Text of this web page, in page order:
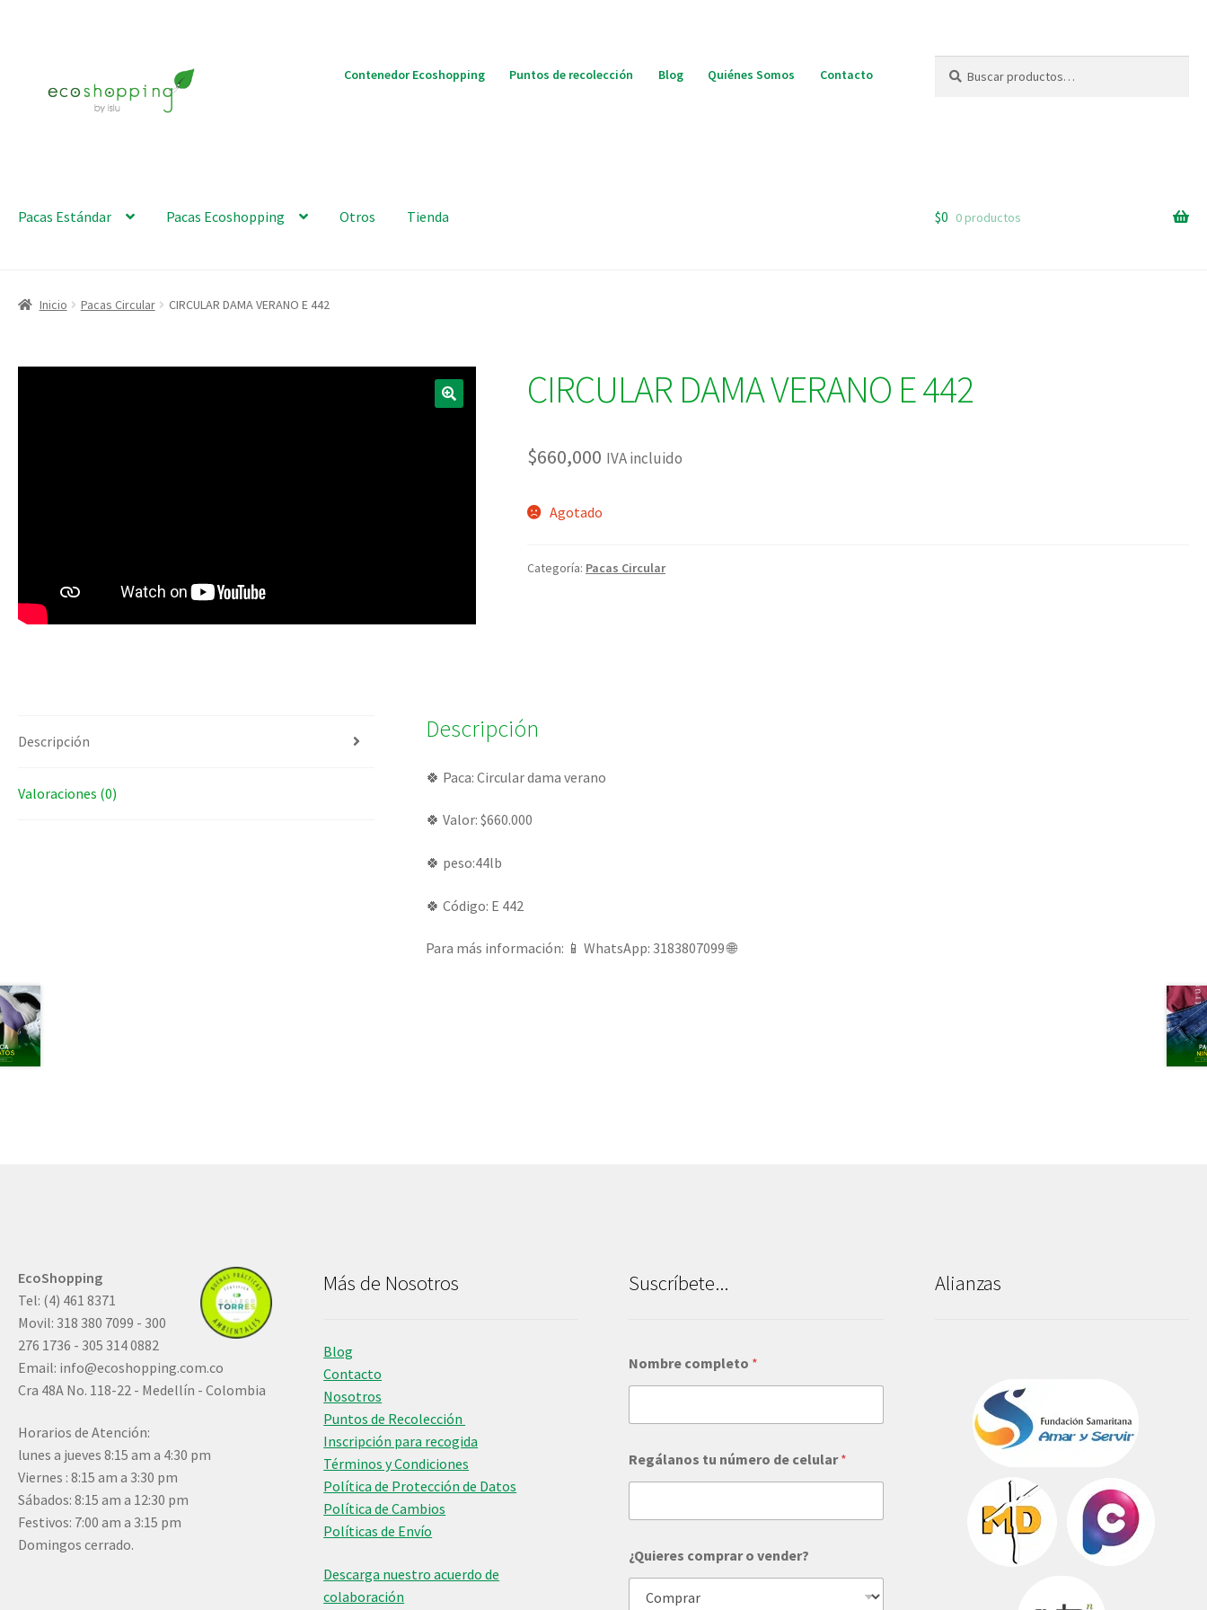
Contenedor Ecoshopping Puntos de recolección Blog Quiénes Somos Contacto
por:
Pacas Estándar Pacas Ecoshopping Otros Tienda $0 0 productos
Inicio Pacas Circular CIRCULAR DAMA VERANO E 442
CIRCULAR DAMA VERANO E 442
$660,000 IVA incluido
Agotado
Categoría: Pacas Circular
Descripción
Valoraciones (0)
Descripción
🍀 Paca: Circular dama verano
🍀 Valor: $660.000
🍀 peso:44lb
🍀 Código: E 442
Para más información: 📱 WhatsApp: 3183807099 🌐
EcoShopping
Tel: (4) 461 8371
Movil: 318 380 7099 - 300
276 1736 - 305 314 0882
Email: info@ecoshopping.com.co
Cra 48A No. 118-22 - Medellín - Colombia
Horarios de Atención:
lunes a jueves 8:15 am a 4:30 pm
Viernes : 8:15 am a 3:30 pm
Sábados: 8:15 am a 12:30 pm
Festivos: 7:00 am a 3:15 pm
Domingos cerrado.
Más de Nosotros
Blog
Contacto
Nosotros
Puntos de Recolección
Inscripción para recogida
Términos y Condiciones
Política de Protección de Datos
Política de Cambios
Políticas de Envío
Descarga nuestro acuerdo de
colaboración
Suscríbete...
Nombre completo *
Regálanos tu número de celular*
u
*
¿Quieres comprar o vender?
Alianzas